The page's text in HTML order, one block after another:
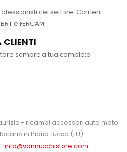
del settore. Corrieri
e FERCAM
CLIENTI
sempre a tua completa
- ricambi accessori auto moto
in Piano Lucca (LU)
info@vannucchistore.com